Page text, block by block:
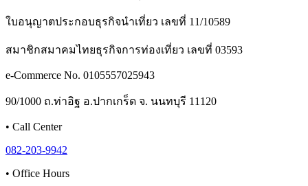
ใบอนุญาตประกอบธุรกิจนำเที่ยว เลขที่ 11/10589
สมาชิกสมาคมไทยธุรกิจการท่องเที่ยว เลขที่ 03593
e-Commerce No. 0105557025943
90/1000 ถ.ท่าอิฐ อ.ปากเกร็ด จ. นนทบุรี 11120
• Call Center
082-203-9942
• Office Hours